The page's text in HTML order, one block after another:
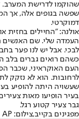
שהוקמו לדרישת המערב.
שפשה בגופים אלה, אך
דמוקרטי.
אולנה: "החיילים בחזית
העמדה שלי. שם האנשים
לבכי. אבל יש לנו פער
כשהם רואים גברים בלב
העם האוקראיני, שכבר
לרחובות. הוא לא נזקק
שעשויה היתה להופיע
בעיר הופיעו מאות
גבר צעיר קטוע רגל.
מפגינים בקייב,צילום: AP